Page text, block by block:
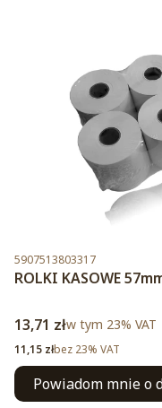
Kod produktu
5907513803317
ROLKI KASOWE
Cena brutto
13,71 złw tym %s VAT
w tym 23% VAT
Cena netto
11,15 złbez 23% VAT
Powiadom mnie o